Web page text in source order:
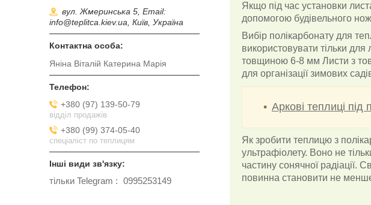
Якщо під час установки
допомогою будівельного
Вибір полікарбонату для
використовувати тільки
товщиною 6-8 мм Листи з
для організації зимових
Аркові теплиці під
Як зробити теплицю з
ультрафіолету. Воно не
частину сонячної радіації.
повинна становити не
вул. Жмеринська 5, Email:
info@teplitca.kiev.ua, Київ, Україна
Яніна Віталій Катерина Марія
+380 (97) 139-50-79
відділ продажів
+380 (99) 374-05-40
спеціаліст по теплицям
тільки Telegram 0995253149